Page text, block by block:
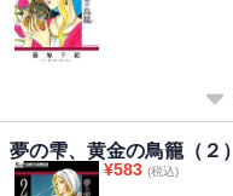
夢の雫、黄金の鳥籠（２）
¥583 (税込)